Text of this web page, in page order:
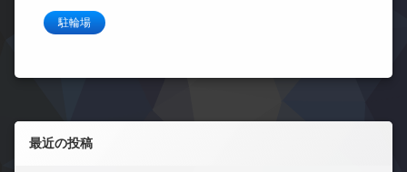
駐輪場
左サイドバー
最近の投稿